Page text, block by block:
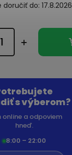
doručiť do: 17.8.2026
s výberom?
online a odpoviem
hneď.
8:00 – 22:00